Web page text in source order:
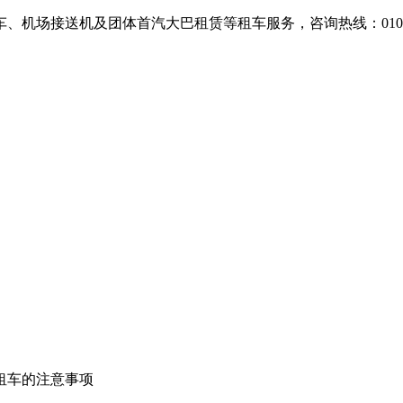
机场接送机及团体首汽大巴租赁等租车服务，咨询热线：
车的注意事项